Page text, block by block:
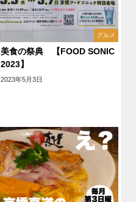
グルメ
美食の祭典 【FOOD SONIC
2023】
2023年5月3日